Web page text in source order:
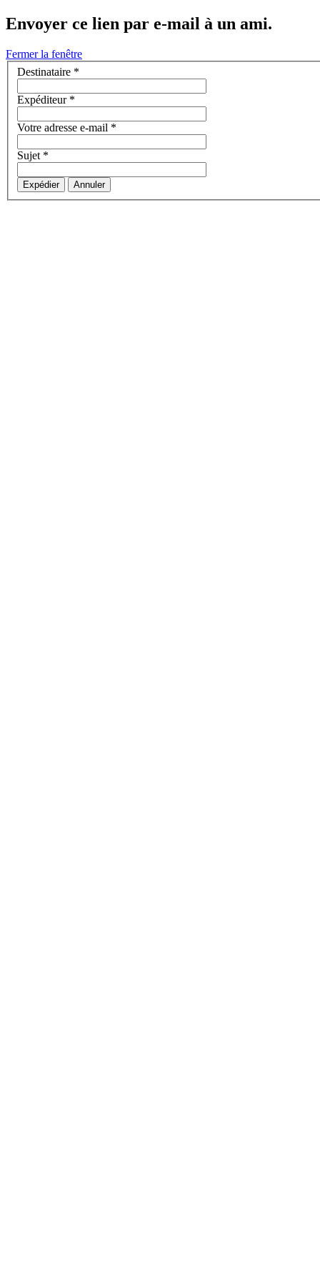
Envoyer ce lien par e-mail à un ami.
Fermer la fenêtre
Destinataire *
Expéditeur*
Votre adresse e-mail *
Sujet*
Expédier Annuler